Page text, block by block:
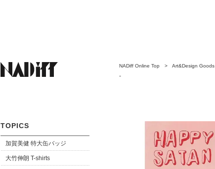
TOPICS
加賀美健 特大缶バッジ
大竹伸朗 T-shirts
NADiff Online Top > Art&Design Goods
-